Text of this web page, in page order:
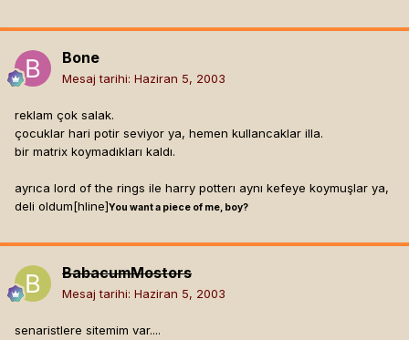
Bone
Mesaj tarihi: Haziran 5, 2003
reklam çok salak.
çocuklar hari potir seviyor ya, hemen kullancaklar illa.
bir matrix koymadıkları kaldı.
ayrıca lord of the rings ile harry potterı aynı kefeye koymuşlar ya,
deli oldum[hline]You want a piece of me, boy?
BabacumMostors
Mesaj tarihi: Haziran 5, 2003
senaristlere sitemim var....